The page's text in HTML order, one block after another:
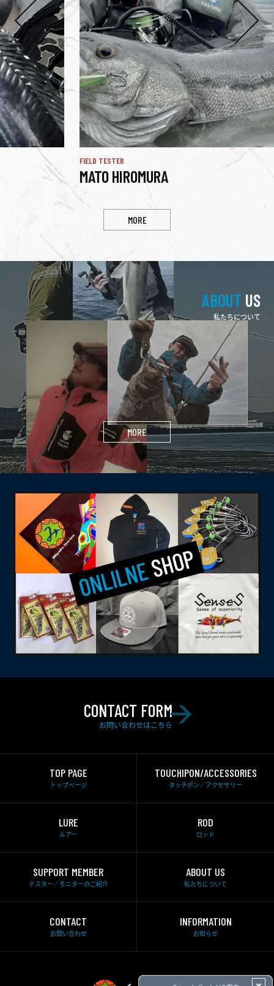
FIELD TESTER
MATO HIROMURA
MORE
ABOUT US
私たちについて
三宅商店
MIYAKE SHOUTEN
2017年、釣具メーカー『三宅商店』を立ち上げました。
​​​​​​​釣りの楽しみ方は、ファミリーフィッシングからストイックなルア
ー釣りまでほんまに千差万別ですが、気持ちよく釣りができるよう
に皆様に釣りの楽しさを伝えていければと考えています。
MORE
CONTACT FORM
お問い合わせはこちら
TOP PAGE
トップページ
TOUCHIPON/ACCESSORIES
タッチポン／アクセサリー
LURE
ルアー
ROD
ロッド
SUPPORT MEMBER
テスター／モニターのご紹介
ABOUT US
私たちについて
CONTACT
お問い合わせ
INFORMATION
お知らせ